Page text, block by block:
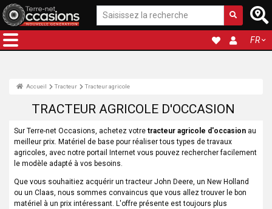
FR
Accueil Tracteur Tracteur agricole
TRACTEUR AGRICOLE D'OCCASION
Sur Terre-net Occasions, achetez votre tracteur agricole d'occasionau
meilleur prix. Matériel de base pour réaliser tous types de travaux
agricoles, avec notre portail Internet vous pouvez rechercher facilement
le modèle adapté à vos besoins.
Que vous souhaitiez acquérir un tracteur John Deere, un New Holland
ou un Claas, nous sommes convaincus que vous allez trouver le bon
matériel à un prix intéressant. L'offre présente est toujours plus